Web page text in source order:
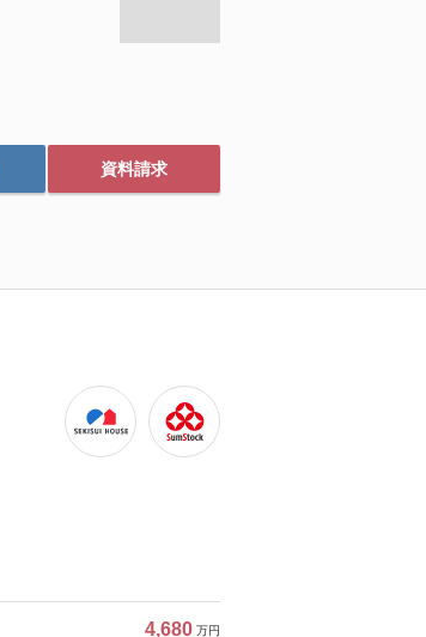
資料請求
4,680 万円